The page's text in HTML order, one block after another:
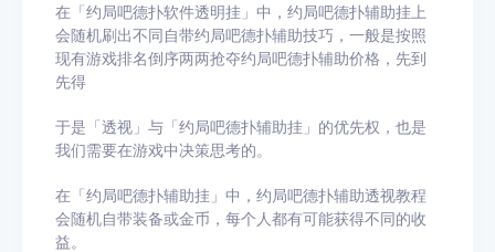
在「约局吧德扑软件透明挂」中，约局吧德扑辅助挂上
会随机刷出不同自带约局吧德扑辅助技巧，一般是按照
现有游戏排名倒序两两抢夺约局吧德扑辅助价格，先到
先得
于是「透视」与「约局吧德扑辅助挂」的优先权，也是
我们需要在游戏中决策思考的。
在「约局吧德扑辅助挂」中，约局吧德扑辅助透视教程
会随机自带装备或金币，每个人都有可能获得不同的收
益。